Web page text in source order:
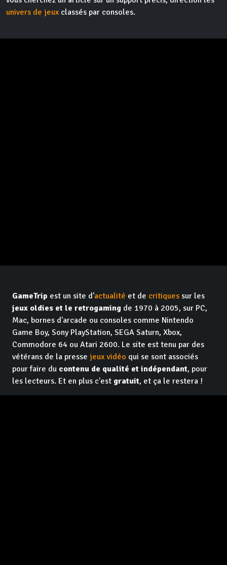
univers de jeux classés par consoles.
GameTrip est un site d'actualité et de critiques sur les
jeux oldies et le retrogaming de 1970 à 2005, sur PC,
Mac, bornes d'arcade ou consoles comme Nintendo
Game Boy, Sony PlayStation, SEGA Saturn, Xbox,
Commodore 64 ou Atari 2600. Le site est tenu par des
vétérans de la presse jeux vidéo qui se sont associés
pour faire du contenu de qualité et indépendant, pour
les lecteurs. Et en plus c'est gratuit, et ça le restera !